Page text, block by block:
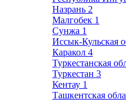
Назрань 2
Малгобек 1
Сунжа 1
Иссык-Кульская
Каракол 4
Туркестанская
Туркестан 3
Кентау 1
Ташкентская